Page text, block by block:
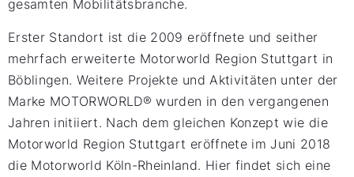
gesamten Mobilitätsbranche.
Erster Standort ist die 2009 eröffnete und seither
mehrfach erweiterte Motorworld Region Stuttgart in
Böblingen. Weitere Projekte und Aktivitäten unter der
Marke MOTORWORLD® wurden in den vergangenen
Jahren initiiert. Nach dem gleichen Konzept wie die
Motorworld Region Stuttgart eröffnete im Juni 2018
die Motorworld Köln-Rheinland. Hier findet sich eine